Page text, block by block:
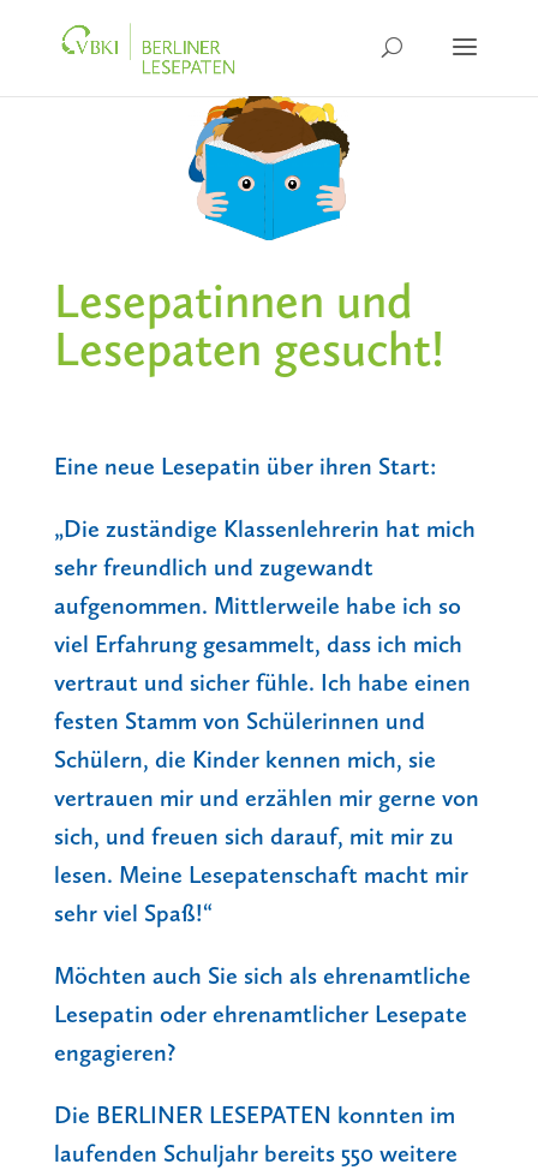
Lesepatinnen und
Lesepaten gesucht!
Eine neue Lesepatin über ihren Start:
„Die zuständige Klassenlehrerin hat mich
sehr freundlich und zugewandt
aufgenommen. Mittlerweile habe ich so
viel Erfahrung gesammelt, dass ich mich
vertraut und sicher fühle. Ich habe einen
festen Stamm von Schülerinnen und
Schülern, die Kinder kennen mich, sie
vertrauen mir und erzählen mir gerne von
sich, und freuen sich darauf, mit mir zu
lesen. Meine Lesepatenschaft macht mir
sehr viel Spaß!“
Möchten auch Sie sich als ehrenamtliche
Lesepatin oder ehrenamtlicher Lesepate
engagieren?
Die BERLINER LESEPATEN konnten im
laufenden Schuljahr bereits 550 weitere